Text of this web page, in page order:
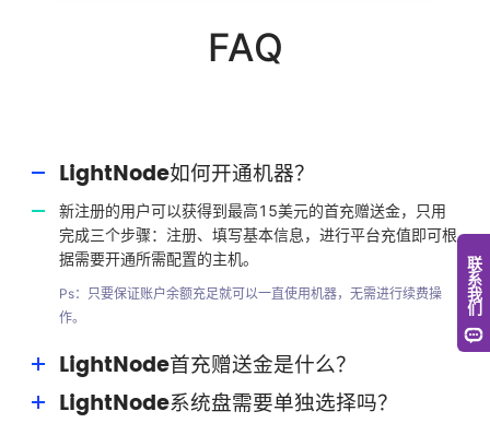
FAQ
LightNode如何开通机器？
新注册的用户可以获得到最高15美元的首充赠送金，只用
完成三个步骤：注册、填写基本信息，进行平台充值即可根
据需要开通所需配置的主机。
Ps：只要保证账户余额充足就可以一直使用机器，无需进行续费操
作。
LightNode首充赠送金是什么？
首充赠送金是LightNode给予用户的福利，用户最高可获得
LightNode系统盘需要单独选择吗？